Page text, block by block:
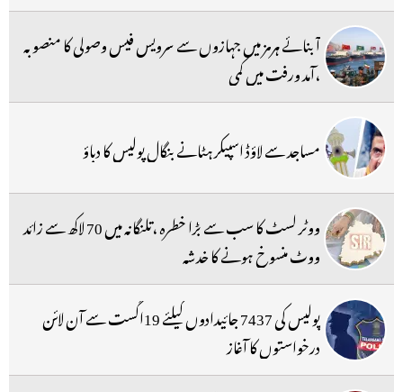
آبنائے ہرمز میں جہازوں سے سرویس فیس وصولی کا منصوبہ
،آمد ورفت میں کمی
مساجد سے لاؤڈ اسپیکر ہٹانے بنگال پولیس کا دباؤ
ووٹر لسٹ کا سب سے بڑا خطرہ ،تلنگانہ میں 70 لاکھ سے زائد
ووٹ منسوخ ہونے کا خدشہ
پولیس کی 7437 جائیدادوں کیلئے 19اگست سے آن لائن
درخواستوں کا آغاز